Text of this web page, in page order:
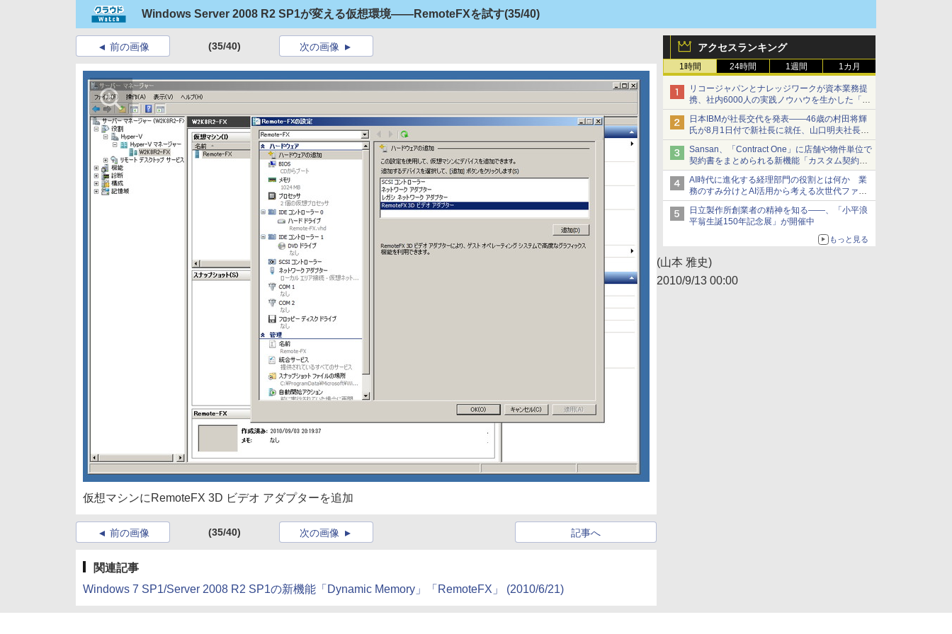
Windows Server 2008 R2 SP1が変える仮想環境――RemoteFXを試す(35/40)
アクセスランキング
1時間 24時間 1週間 1カ月
リコージャパンとナレッジワークが資本業務提
携、社内6000人の実践ノウハウを生かした「AI
商談記録 for RICOH」を展開へ
日本IBMが社長交代を発表――46歳の村田将輝
氏が8月1日付で新社長に就任、山口明夫社長は
会長へ
Sansan、「Contract One」に店舗や物件単位で
契約書をまとめられる新機能「カスタム契約ツ
リー」を追加
AI時代に進化する経理部門の役割とは何か 業
務のすみ分けとAI活用から考える次世代ファイ
ナンス戦略
日立製作所創業者の精神を知る――、「小平浪
平翁生誕150年記念展」が開催中
もっと見る
前の画像 (35/40) 次の画像
仮想マシンにRemoteFX 3D ビデオ アダプターを追加
前の画像 (35/40) 記事へ
次の画像
関連記事
Windows 7 SP1/Server 2008 R2 SP1の新機能「Dynamic Memory」「RemoteFX」 (2010/6/21)
(山本 雅史)
2010/9/13 00:00